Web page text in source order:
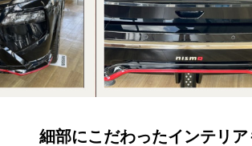
細部にこだわったインテリ